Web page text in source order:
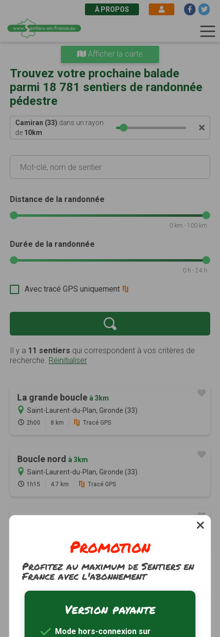
principal
À PROPOS
Trouvez votre prochaine balade
parmi 18 781 sentiers de randonnée
pédestre
Camiran (33) dans un rayon
de 10km
Distance de la randonnée
0 km - 100 km
Durée de la randonnée
0 h - 24 h
Avec tracé GPS uniquement
Il y a 11 sentiers qui correspondent à vos critères de
recherche. Réinitialiser
La grande boucle à 3km
Saint-Laurent-du-Plan, Gironde (33)
2h00 8 km Tracé GPS
Boucle nord à 3km
Saint-Laurent-du-Plan, Gironde (33)
1h15 4.7 km Tracé GPS
Tracé GPS
Afficher la carte
Promotion
Profitez au maximum de Sentiers en
France avec l'abonnement
Version payante
Mode hors-connexion sur